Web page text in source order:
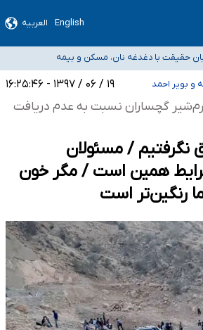
English العربیه
تخصصی فرماندهی صحنه عملیات و دکترای تخصصی
حقیقت با دغدغه نان، مسکن و بیمه
تنفسی در کشور/ خوزستان و کرمان بالاتر از
نشده است/ از رئیس جمهور خواستیم ورود کند
مدارس ایرانی امارات در کشور/ درباره محصلان
شرایط جدید تصمیم‌گیری می‌شود
و بویر احمد ۱۹ / ۰۶ / ۱۳۹۷ - ۱۶:۲۵:۴۶
گچساران نسبت به عدم دریافت
نگرفتیم / مسئولان
همین است / مگر خون
رنگین‌تر است